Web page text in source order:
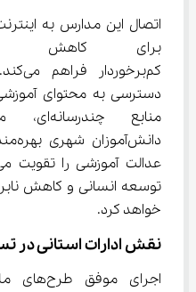
برای کاهش
خواهد کرد.
نقش ادارات استانی در
اجرای